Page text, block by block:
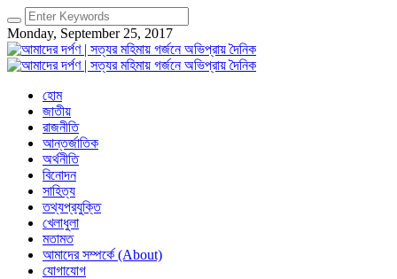
Monday, September 25, 2017
হোম
জাতীয়
রাজনীতি
আন্তর্জাতিক
অর্থনীতি
বিনোদন
সাহিত্য
তথ্যপ্রযুক্তি
খেলাধুলা
মতামত
আমাদের সম্পর্কে (About)
যোগাযোগ